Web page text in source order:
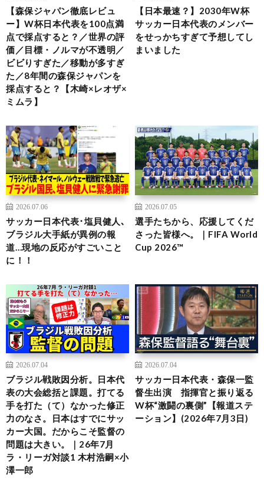
【森保ジャパン徹底レビュ
ー】W杯日本代表を100点満
点で採点すると？／世界の評
価／目標・ノルマが不透明／
ビビりすぎた／移動が多すぎ
た／8年間の森保ジャパンを
採点すると？【木崎×レオザ×
ミムラ】
【日本最速？】2030年W杯
サッカー日本代表のメンバー
をせっかちすぎて予想してし
まいました
2026.07.06
サッカー日本代表･塩貝健人､
ブラジル大手紙が異例の報
道…現地の反応がすごいこと
に！！
2026.07.05
選手たちから、応援してくだ
さった皆様へ。｜FIFA World
Cup 2026™
2026.07.04
ブラジル戦敗因分析。日本代
表の大会総括と課題。打てる
手を打た（て）なかった修正
力のなさ。日本はすでにサッ
カー大国。だからこそ監督の
問題は大きい。｜26年7月
ラ・リーガ対談1 木村浩嗣×小
澤一郎
2026.07.04
サッカー日本代表・森保一監
督生出演 指揮官と振り返る
W杯“激闘の裏側”【報道ステ
ーション】(2026年7月3日)